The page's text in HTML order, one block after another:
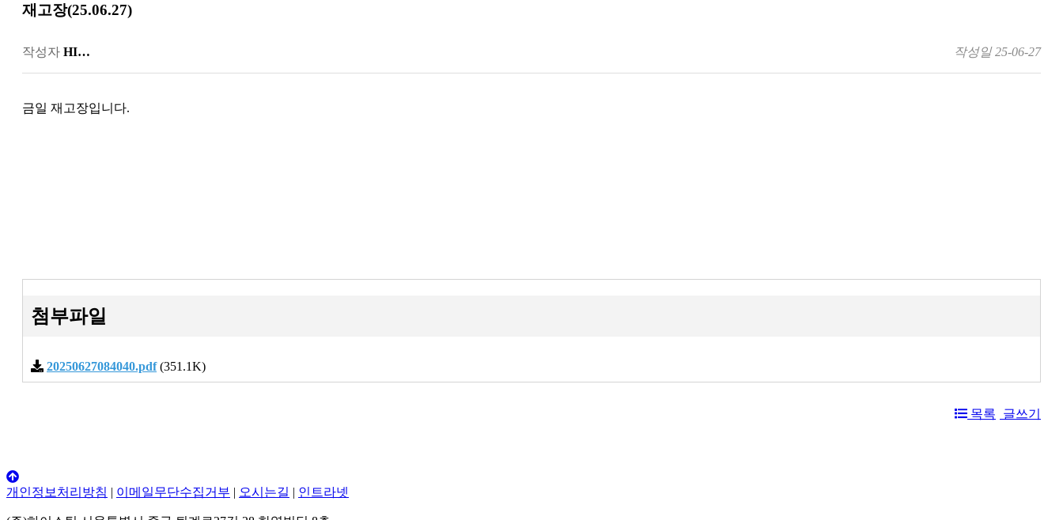
재고장(25.06.27)
작성자 HI… 작성일25-06-27
금일 재고장입니다.
첨부파일
20250627084040.pdf(351.1K)
목록 글쓰기
개인정보처리방침 | 이메일무단수집거부 | 오시는길 | 인트라넷